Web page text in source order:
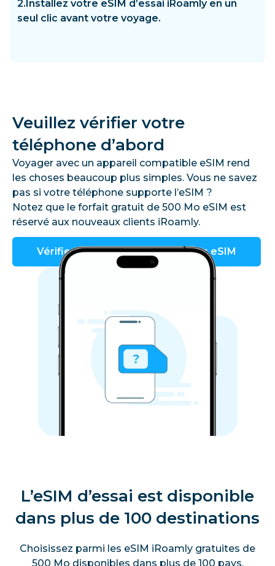
2.Installez votre eSIM d’essai iRoamly en un
seul clic avant votre voyage.
Veuillez vérifier votre
téléphone d’abord
Voyager avec un appareil compatible eSIM rend
les choses beaucoup plus simples. Vous ne savez
pas si votre téléphone supporte l’eSIM ?
Notez que le forfait gratuit de 500 Mo eSIM est
réservé aux nouveaux clients iRoamly.
Vérifier les appareils compatibles eSIM
L’eSIM d’essai est disponible
dans plus de 100 destinations
Choisissez parmi les eSIM iRoamly gratuites de
500 Mo disponibles dans plus de 100 pays.